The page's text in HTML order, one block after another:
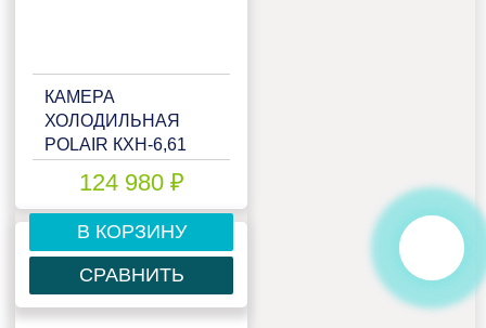
КАМЕРА
ХОЛОДИЛЬНАЯ
POLAIR КХН-6,61
80ММ124 980 ₽
В КОРЗИНУ
СРАВНИТЬ